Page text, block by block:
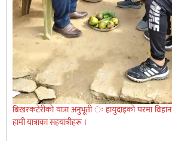
बिखरकटेरीकाे यात्रा अनुभूती ः हायुदाइकाे घरमा
हामी यात्राका सहयात्रीहरू ।